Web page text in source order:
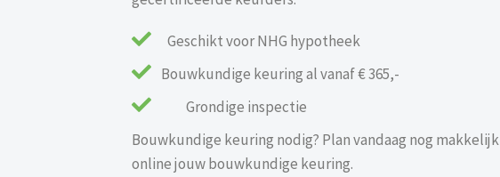

Geschikt voor NHG hypotheek
 Bouwkundige keuring al vanaf € 365,-

Grondige inspectie
Bouwkundige keuring nodig? Plan vandaag nog makkelijk
online jouw bouwkundige keuring.